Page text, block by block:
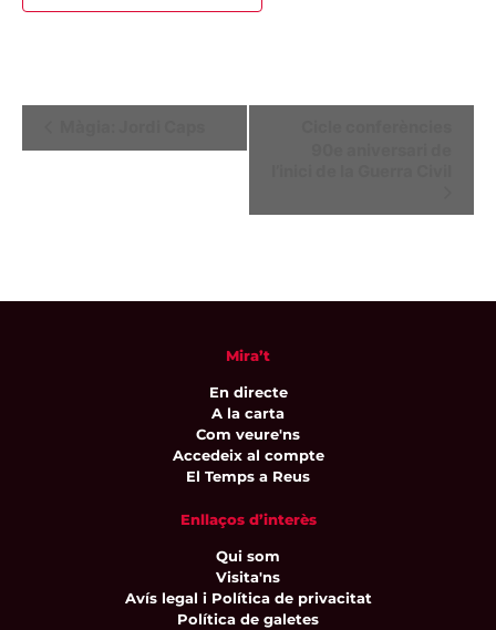
d'Esdeveniment
Mira’t
En directe
A la carta
Com veure'ns
Accedeix al compte
El Temps a Reus
Enllaços d’interès
Qui som
Visita'ns
Avís legal i Política de privacitat
Política de galetes